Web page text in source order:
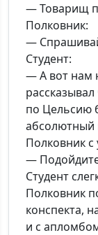
— Товарищ
Полковник:
—
Студент:
— А вот нам
по Цельсию
абсолютный
Полковник с
—
Студент
Полковник
конспекта,
и с